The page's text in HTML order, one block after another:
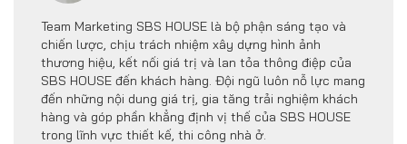
Team Marketing SBS HOUSE là bộ phận sáng tạo và
chiến lược, chịu trách nhiệm xây dựng hình ảnh
thương hiệu, kết nối giá trị và lan tỏa thông điệp của
SBS HOUSE đến khách hàng. Đội ngũ luôn nỗ lực mang
đến những nội dung giá trị, gia tăng trải nghiệm khách
hàng và góp phần khẳng định vị thế của SBS HOUSE
trong lĩnh vực thiết kế, thi công nhà ở.